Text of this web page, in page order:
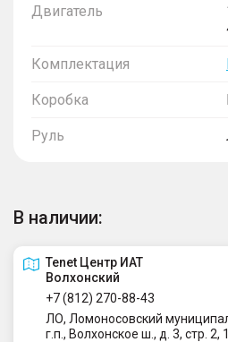
Двигатель
Комплектация
Коробка
Руль
В наличии:
Tenet Центр ИАТ
Волхонский
+7 (812) 270-88-43
ЛО, Ломоносовский
г.п., Волхонское ш., д. 3, стр. 2,